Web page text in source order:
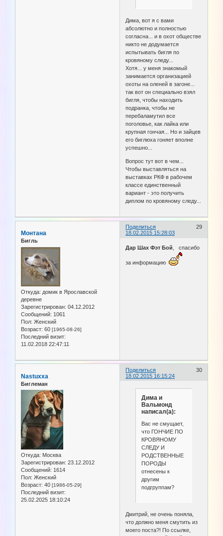
Дима, вот я с вами
абсолютно и полностью
согласна... и в охот обществе
никто не додумается
испытывать бигля по
кровяному следу...
Хотя... у меня знакомый
занимается организацией
охоты на оленей в загоне...
так вот он специально взял
бигля, чтобы находить
подранка, чтобы не
перебаламутил все
поголовье, как лайка или
крупная гончая... Но и зайцев
его биглюха гоняет вполне
успешно...
Вопрос тут вот в чем...
Чтобы выставляться на
выставках РКФ в рабочем
классе единственный
вариант - это получить
диплом по кровяному следу...
Поделиться
29
18.02.2015 15:28:03
Монтана
Бигль
Откуда: домик в Ярославской
деревне
Зарегистрирован: 04.12.2012
Сообщений: 1061
Пол: Женский
Возраст: 60 [1965-08-26]
Последний визит:
11.02.2018 22:47:11
Дар Шах Фэт Бой , спасибо
за информацию
Поделиться
30
18.02.2015 16:15:24
Nastuxxa
Биглеман
Откуда: Москва
Зарегистрирован: 23.12.2012
Сообщений: 1614
Пол: Женский
Возраст: 40 [1986-05-29]
Последний визит:
25.02.2025 18:10:24
Дима и
Вальмонд
написал(а):
Вас не смущает,
что ГОНЧИЕ ПО
КРОВЯНОМУ
СЛЕДУ И
РОДСТВЕННЫЕ
ПОРОДЫ
отнесены к
другим
подгруппам?
Дмитрий, не очень поняла,
что должно меня смутить из
моего поста?! По ссылке,